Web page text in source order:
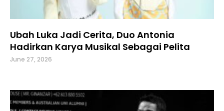
Ubah Luka Jadi Cerita, Duo Antonia
Hadirkan Karya Musikal Sebagai Pelita
June 27, 2026